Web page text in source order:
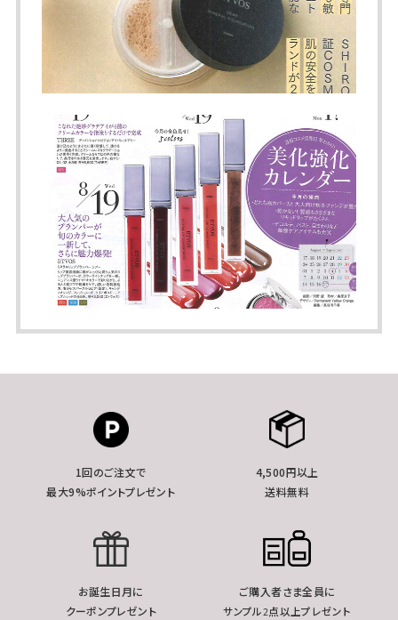
1回のご注文で
最大9%ポイントプレゼント
4,500円以上
送料無料
お誕生日月に
クーポンプレゼント
ご購入者さま全員に
サンプル2点以上プレゼント